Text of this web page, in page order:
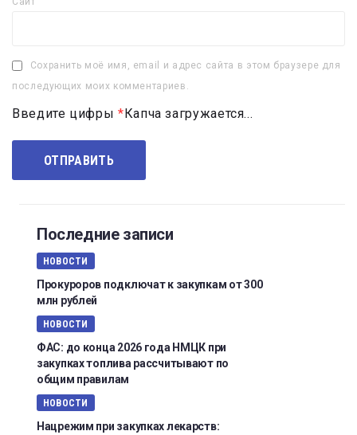
Сохранить моё имя, email и адрес сайта в этом браузере для
последующих моих комментариев.
Введите цифры * Капча загружается...
Последние записи
НОВОСТИ
Прокуроров подключат к закупкам от 300
млн рублей
НОВОСТИ
ФАС: до конца 2026 года НМЦК при
закупках топлива рассчитывают по
общим правилам
НОВОСТИ
Нацрежим при закупках лекарств: